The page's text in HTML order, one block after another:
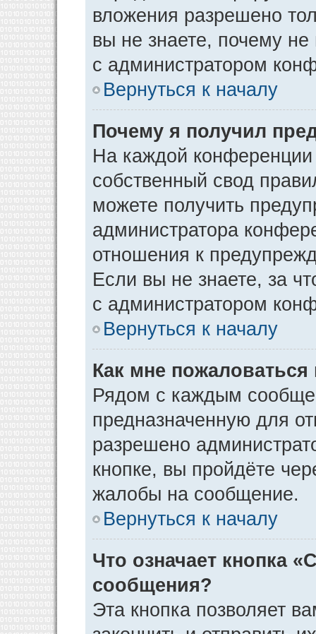
вложения разрешено
вы не знаете, почему
с администратором
Вернуться к началу
Почему я получил
На каждой конференции
собственный свод
можете получить
администратора
отношения к
Если вы не знаете, за
с администратором
Вернуться к началу
Как мне
Рядом с каждым
предназначенную для
разрешено
кнопке, вы пройдёте
жалобы на сообщение.
Вернуться к началу
Что означает кнопка
сообщения?
Эта кнопка позволяет